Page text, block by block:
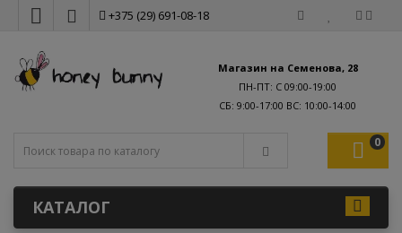
+375 (29) 691-08-18
Магазин на Семенова, 28
ПН-ПТ: С 09:00-19:00
0
КАТАЛОГ